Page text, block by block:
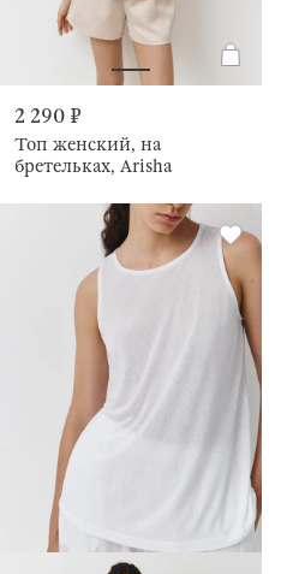
2 290 ₽
Топ женский, на
бретельках, Arisha